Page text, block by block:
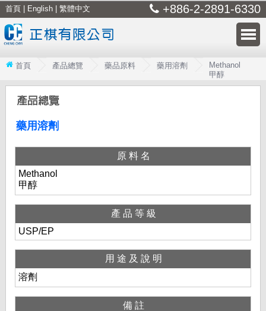
首頁| English| 繁體中文 +886-2-2891-6330
首頁 產品總覽 藥品原料 藥用溶劑
Methanol
甲醇
藥用溶劑
原料名
Methanol
甲醇
產品等級
USP/EP
用途及說明
溶劑
備註